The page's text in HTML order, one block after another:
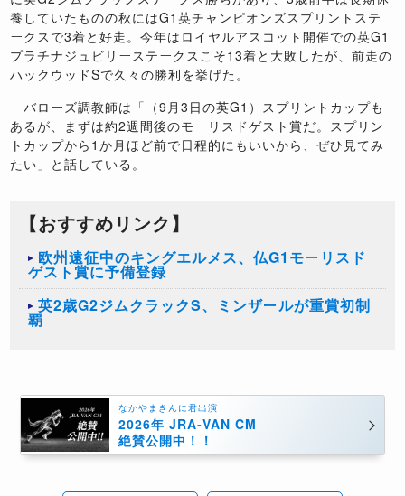
養していたものの秋にはG1英チャンピオンズスプリントステ
ークスで3着と好走。今年はロイヤルアスコット開催での英G1
プラチナジュビリーステークスこそ13着と大敗したが、前走の
ハックウッドSで久々の勝利を挙げた。
バローズ調教師は「（9月3日の英G1）スプリントカップも
あるが、まずは約2週間後のモーリスドゲスト賞だ。スプリン
トカップから1か月ほど前で日程的にもいいから、ぜひ見てみ
たい」と話している。
【おすすめリンク】
欧州遠征中のキングエルメス、仏G1モーリスド
ゲスト賞に予備登録
英2歳G2ジムクラックS、ミンザールが重賞初制
覇
なかやまきんに君出演
2026年 JRA-VAN CM
絶賛公開中！！